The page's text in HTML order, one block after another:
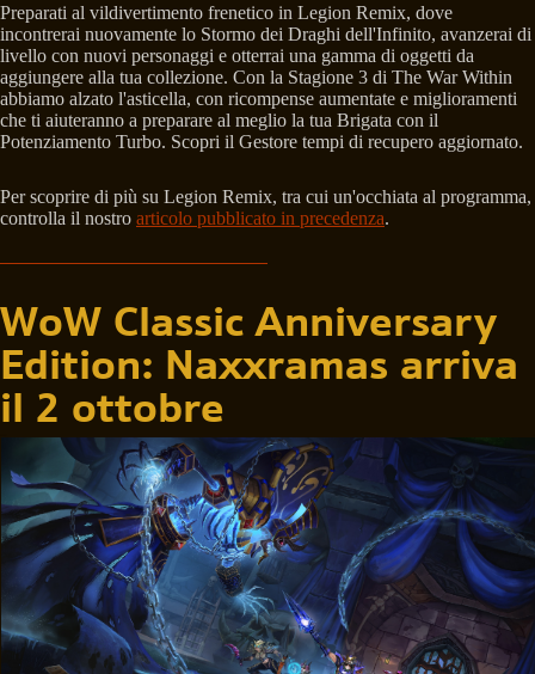
Preparati al vildivertimento frenetico in Legion Remix, dove
incontrerai nuovamente lo Stormo dei Draghi dell'Infinito, avanzerai di
livello con nuovi personaggi e otterrai una gamma di oggetti da
aggiungere alla tua collezione. Con la Stagione 3 di The War Within
abbiamo alzato l'asticella, con ricompense aumentate e miglioramenti
che ti aiuteranno a preparare al meglio la tua Brigata con il
Potenziamento Turbo. Scopri il Gestore tempi di recupero aggiornato.
Per scoprire di più su Legion Remix, tra cui un'occhiata al programma,
controlla il nostro articolo pubblicato in precedenza.
WoW Classic Anniversary
Edition: Naxxramas arriva
il 2 ottobre